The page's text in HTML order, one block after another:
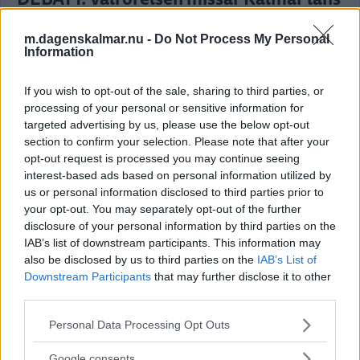
m.dagenskalmar.nu - Do Not Process My Personal
Information
If you wish to opt-out of the sale, sharing to third parties, or
processing of your personal or sensitive information for
targeted advertising by us, please use the below opt-out
section to confirm your selection. Please note that after your
opt-out request is processed you may continue seeing
interest-based ads based on personal information utilized by
us or personal information disclosed to third parties prior to
your opt-out. You may separately opt-out of the further
disclosure of your personal information by third parties on the
IAB’s list of downstream participants. This information may
also be disclosed by us to third parties on the IAB’s List of
Downstream Participants that may further disclose it to other
Please note that this website/app uses one or more Google
not limited to your visit or usage behaviour. You may click to
Personal Data Processing Opt Outs
DEBATT 08 augusti 2026 06.00
Annons:
Politisk annons
Avsändare: Centerpartiet i Kalmar län
Läs mer här
DEBATT: Skärp lagen och få bort
upphandlingsfusket
DEBATT 07 augusti 2026 06.00